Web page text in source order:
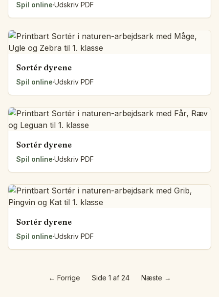
Spil online·Udskriv PDF
Sortér dyrene
Spil online·Udskriv PDF
Sortér dyrene
Spil online·Udskriv PDF
Sortér dyrene
Spil online·Udskriv PDF
← Forrige Side 1 af 24 Næste →